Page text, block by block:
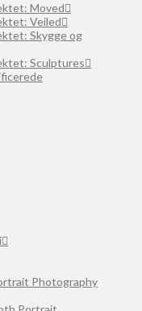
Moved
Veiled
Skygge og
Sculptures
Photography